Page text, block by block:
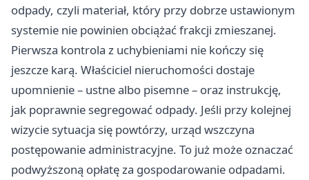
odpady, czyli materiał, który przy dobrze ustawionym
systemie nie powinien obciążać frakcji zmieszanej.
Pierwsza kontrola z uchybieniami nie kończy się
jeszcze karą. Właściciel nieruchomości dostaje
upomnienie – ustne albo pisemne – oraz instrukcję,
jak poprawnie segregować odpady. Jeśli przy kolejnej
wizycie sytuacja się powtórzy, urząd wszczyna
postępowanie administracyjne. To już może oznaczać
podwyższoną opłatę za gospodarowanie odpadami.